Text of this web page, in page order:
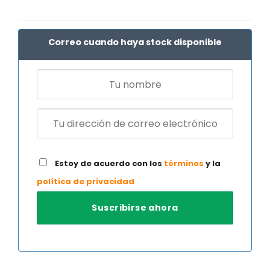
Correo cuando haya stock disponible
Estoy de acuerdo con los términos y la
política de privacidad